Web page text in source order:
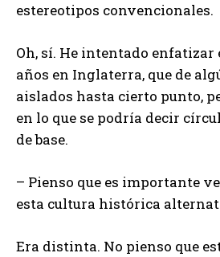
estereotipos convencionales.
Oh, sí. He intentado enfatizar
años en Inglaterra, que de
aislados hasta cierto punto,
en lo que se podría decir
de base.
– Pienso que es importante
esta cultura histórica
Era distinta. No pienso que